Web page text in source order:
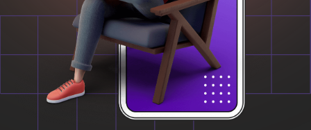
МЕРОПРИЯТИЯ
Выберите интересующий вас раздел
IT-профессии 16